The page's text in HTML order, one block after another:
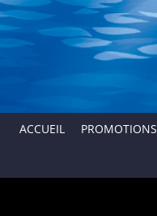
ACCUEIL PROMOTIONS